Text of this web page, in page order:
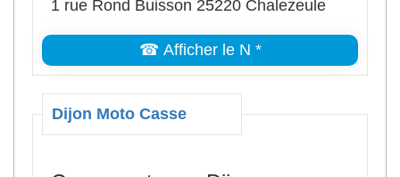
1 rue Rond Buisson 25220 Chalezeule
☎ Afficher le N *
Dijon Moto Casse